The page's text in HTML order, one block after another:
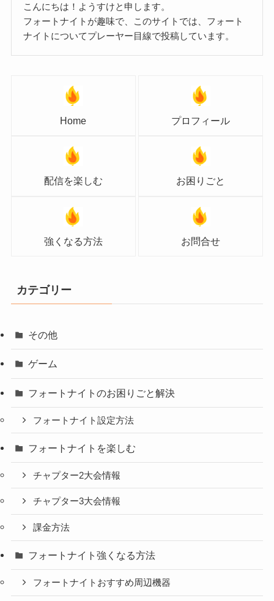
こんにちは！ようすけと申します。
フォートナイトが趣味で、このサイトでは、フォート
ナイトについてプレーヤー目線で投稿しています。
Home プロフィール
配信を楽しむ お困りごと
強くなる方法 お問合せ
カテゴリー
その他
ゲーム
フォートナイトのお困りごと解決
フォートナイト設定方法
フォートナイトを楽しむ
チャプター2大会情報
チャプター3大会情報
課金方法
フォートナイト強くなる方法
フォートナイトおすすめ周辺機器